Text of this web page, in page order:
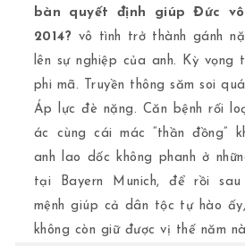
bàn quyết định giúp Đức
2014? vô tình trở thành gánh
lên sự nghiệp của anh. Kỳ vọng
phi mã. Truyền thông săm soi
Áp lực đè nặng. Căn bệnh rối
ác cùng cái mác “thần đồng”
anh lao dốc không phanh ở
tại Bayern Munich, để rồi sau
mệnh giúp cả dân tộc tự hào
không còn giữ được vị thế năm